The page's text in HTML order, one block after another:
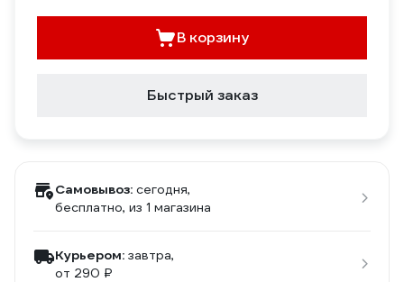
В корзину
Быстрый заказ
Самовывоз: сегодня,
бесплатно, из 1 магазина
Курьером: завтра,
от 290 ₽